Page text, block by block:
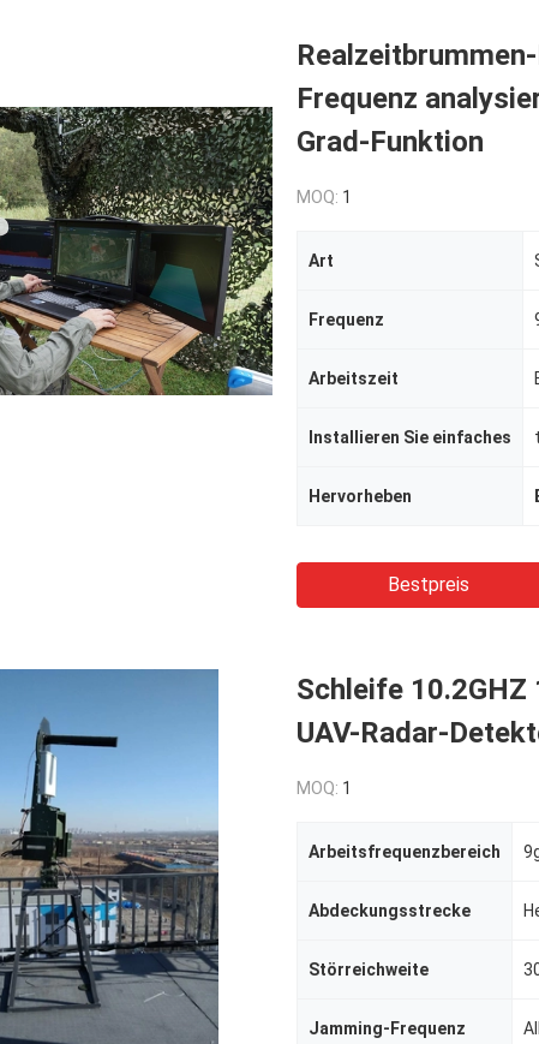
Frequenz
Grad-Funktion
MOQ: 1
Art
Frequenz
Arbeitszeit
Installieren Sie einfaches
Hervorheben
Bestpreis
Schleife 10.2GHZ
UAV-Radar-
MOQ: 1
Arbeitsfrequenzbereich
Abdeckungsstrecke
Störreichweite
Jamming-Frequenz